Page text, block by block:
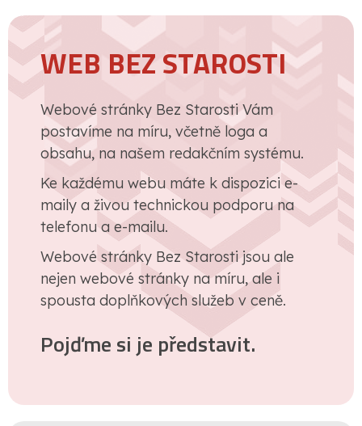
WEB BEZ STAROSTI
Webové stránky Bez Starosti Vám
postavíme na míru, včetně loga a
obsahu, na našem redakčním systému.
Ke každému webu máte k dispozici e-
maily a živou technickou podporu na
telefonu a e-mailu.
Webové stránky Bez Starosti jsou ale
nejen webové stránky na míru, ale i
spousta doplňkových služeb v ceně.
Pojďme si je představit.